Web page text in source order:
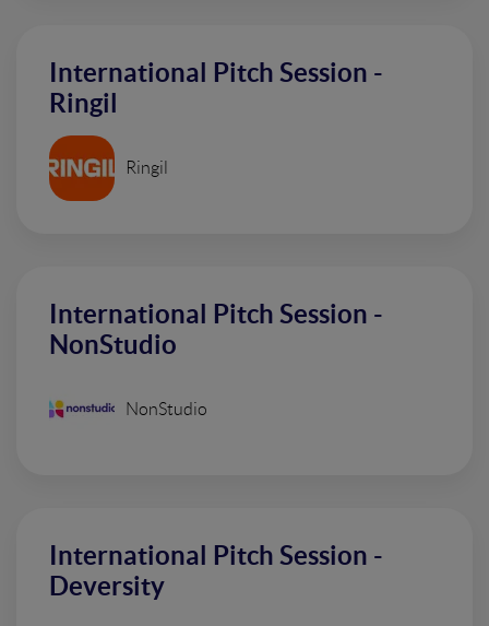
International Pitch Session -
Ringil
Ringil
International Pitch Session -
NonStudio
NonStudio
International Pitch Session -
Deversity